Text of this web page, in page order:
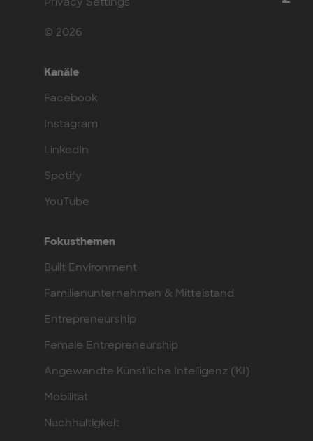
© 2026
Kanäle
Facebook
Instagram
LinkedIn
Spotify
YouTube
Fokusthemen
Built Environment
Familienunternehmen & Mittelstand
Entrepreneurship
Female Entrepreneurship
Angewandte Künstliche Intelligenz (KI)
Mobilität
Nachhaltigkeit